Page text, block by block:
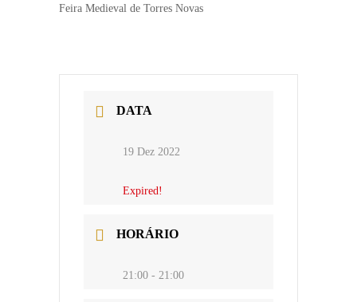
Feira Medieval de Torres Novas
DATA
19 Dez 2022
Expired!
HORÁRIO
21:00 - 21:00